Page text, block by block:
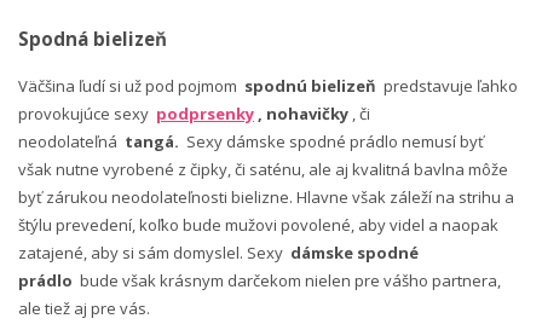
Spodná bielizeň
Väčšina ľudí si už pod pojmom spodnú bielizeň predstavuje ľahko
provokujúce sexy podprsenky , nohavičky , či
neodolateľná tangá. Sexy dámske spodné prádlo nemusí byť
však nutne vyrobené z čipky, či saténu, ale aj kvalitná bavlna môže
byť zárukou neodolateľnosti bielizne. Hlavne však záleží na strihu a
štýlu prevedení, koľko bude mužovi povolené, aby videl a naopak
zatajené, aby si sám domyslel. Sexy dámske spodné
prádlo bude však krásnym darčekom nielen pre vášho partnera,
ale tiež aj pre vás.